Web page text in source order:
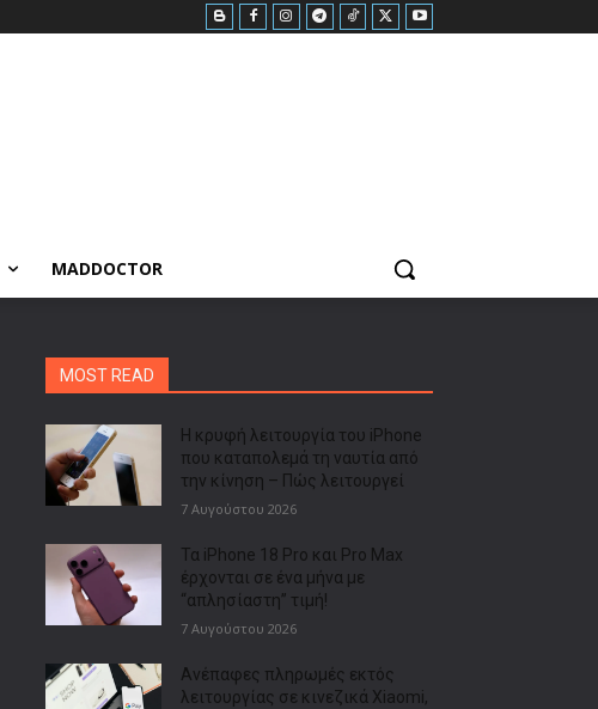
MADDOCTOR
MOST READ
Η κρυφή λειτουργία του iPhone
που καταπολεμά τη ναυτία από
την κίνηση – Πώς λειτουργεί
7 Αυγούστου 2026
Τα iPhone 18 Pro και Pro Max
έρχονται σε ένα μήνα με
“απλησίαστη” τιμή!
7 Αυγούστου 2026
Ανέπαφες πληρωμές εκτός
λειτουργίας σε κινεζικά Xiaomi,